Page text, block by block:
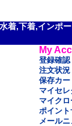
着,下着,インポ
My
登録確認
注文状況
保存カー
マイセ
マイクロ
ポイント
メールニ